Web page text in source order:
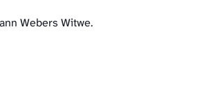
Webers Witwe.